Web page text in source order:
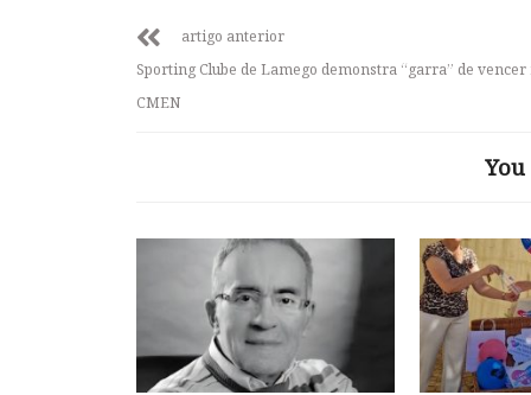
artigo anterior
Sporting Clube de Lamego demonstra “garra” de vencer
CMEN